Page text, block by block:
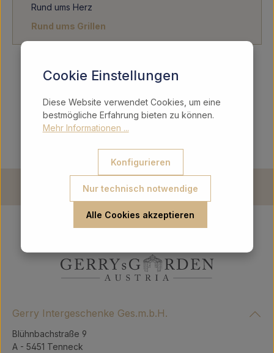
Rund ums Herz
Rund ums Grillen
Produkte filtern
Keine Produkte gefunden.
Gerry Intergeschenke Ges.m.b.H.
Blühnbachstraße 9
A - 5451 Tenneck
Cookie Einstellungen
Diese Website verwendet Cookies, um eine
bestmögliche Erfahrung bieten zu können.
Mehr Informationen ...
Nur technisch notwendige
Konfigurieren
Alle Cookies akzeptieren